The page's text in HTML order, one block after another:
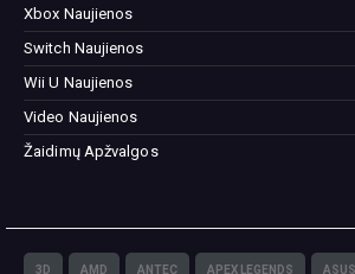
Xbox Naujienos
Switch Naujienos
Wii U Naujienos
Video Naujienos
Žaidimų Apžvalgos
3D AMD ANTEC APEX LEGENDS ASUS